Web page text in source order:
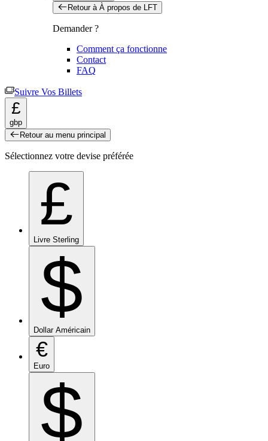
Retour à À propos de LFT
Demander ?
Comment ça fonctionne
Contact
FAQ
Suivre Vos Billets
£
gbp
Retour au menu principal
Sélectionnez votre devise préférée
£
Livre Sterling
$
Dollar Américain
€
Euro
$